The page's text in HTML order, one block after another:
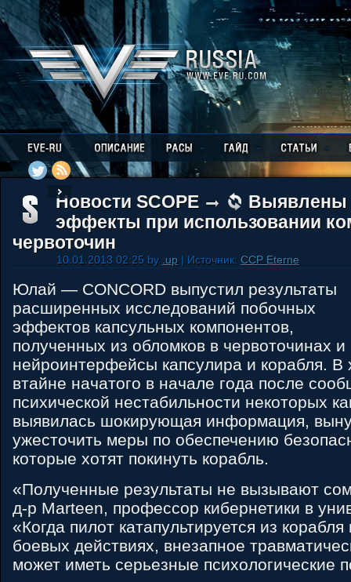
Новости SCOPE
Выявлены
эффекты при использовании
червоточин
10.01.2013 02:25 by .up | Источник: CCP Eterne
Юлай — CONCORD выпустил результаты
расширенных исследований побочных
эффектов капсульных компонентов,
полученных из обломков в червоточинах
нейроинтерфейсы капсулира и корабля. В
втайне начатого в начале года после
психической нестабильности некоторых
выявилась шокирующая информация,
ужесточить меры по обеспечению
которые хотят покинуть корабль.
«Полученные результаты не вызывают
д-р Marteen, профессор кибернетики в
«Когда пилот катапультируется из
боевых действиях, внезапное
может иметь серьезные психологические